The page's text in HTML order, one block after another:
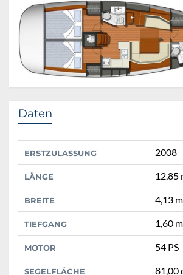
Daten
ERSTZULASSUNG 2008
LÄNGE 12,85
BREITE 4,13 m
TIEFGANG 1,60 m
MOTOR 54 PS
SEGELFLÄCHE 81,00